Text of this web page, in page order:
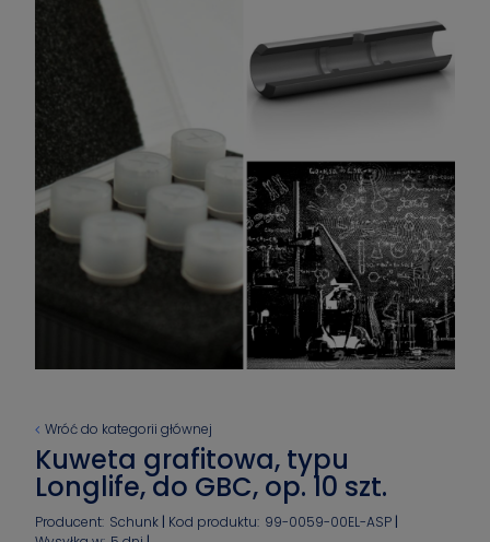
Wróć do kategorii głównej
Kuweta grafitowa, typu
Longlife, do GBC, op. 10 szt.
Producent: Schunk Kod produktu: 99-0059-00EL-ASP